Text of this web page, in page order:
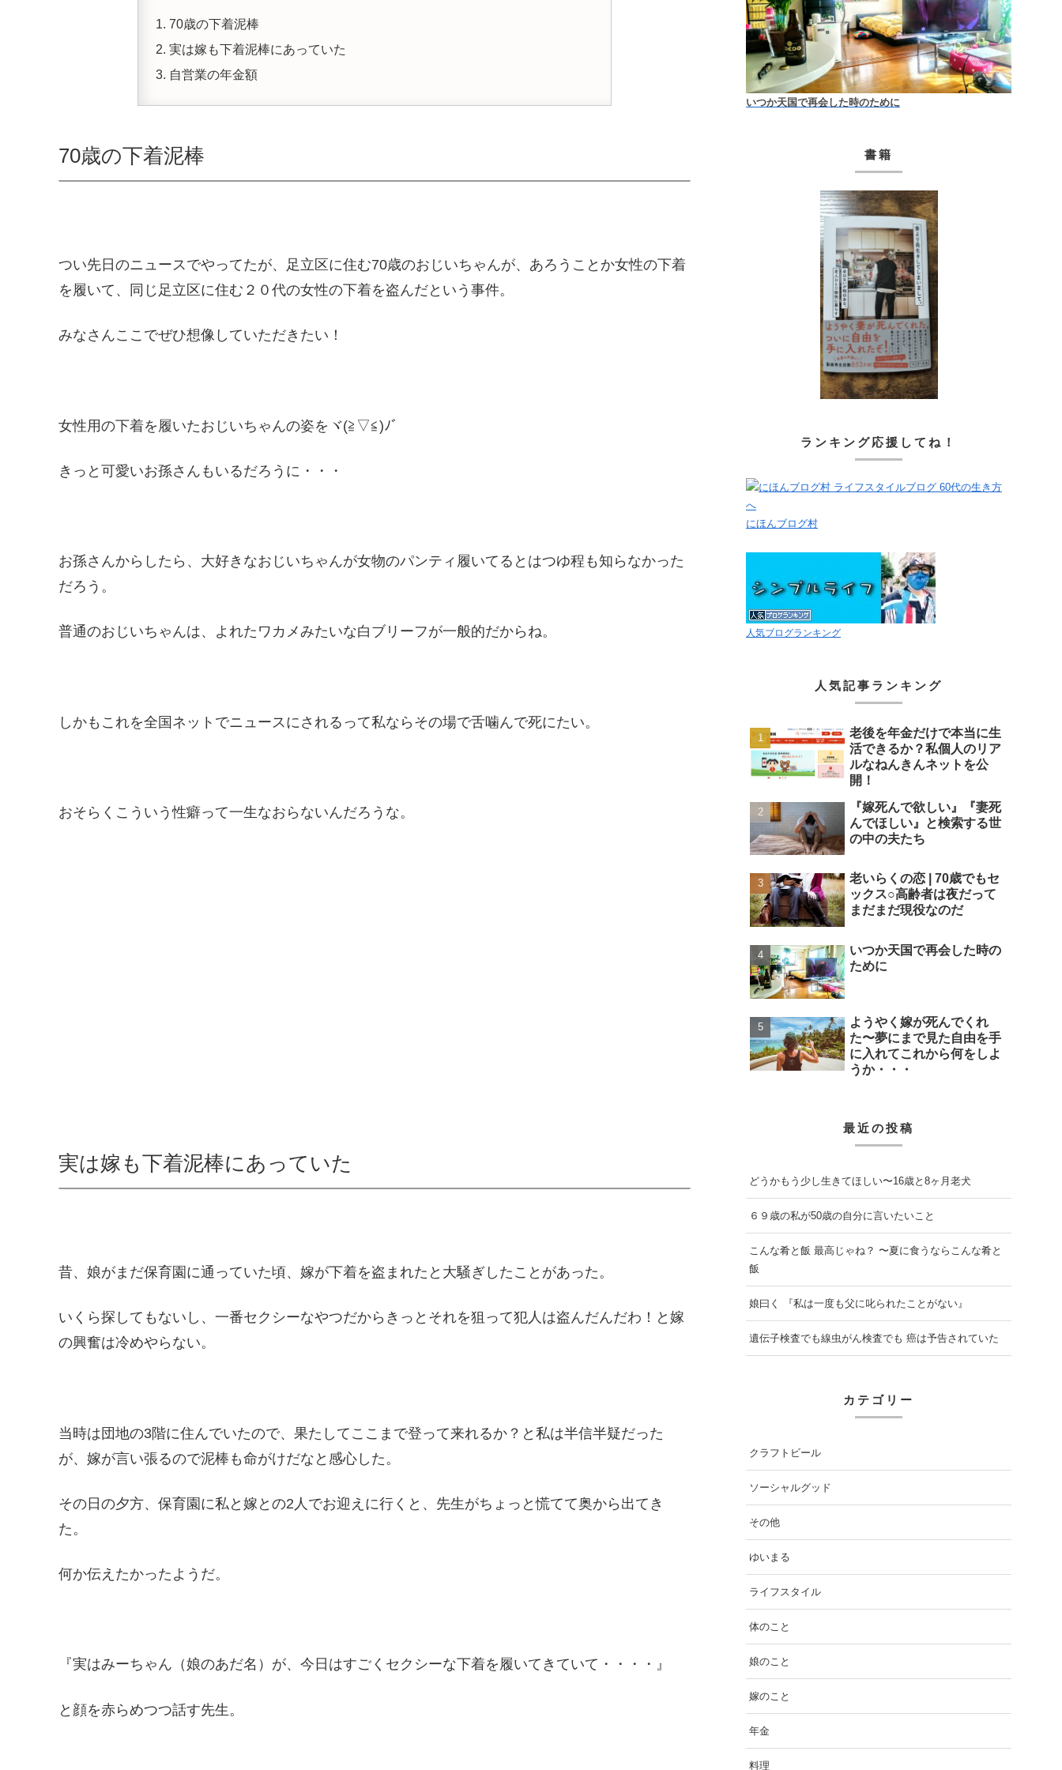
70歳の下着泥棒
実は嫁も下着泥棒にあっていた
自営業の年金額
70歳の下着泥棒
つい先日のニュースでやってたが、足立区に住む70歳のおじいちゃんが、あろうことか女性の下着
を履いて、同じ足立区に住む２０代の女性の下着を盗んだという事件。
みなさんここでぜひ想像していただきたい！
女性用の下着を履いたおじいちゃんの姿をヾ(≧▽≦)ﾉﾞ
きっと可愛いお孫さんもいるだろうに・・・
お孫さんからしたら、大好きなおじいちゃんが女物のパンティ履いてるとはつゆ程も知らなかった
だろう。
普通のおじいちゃんは、よれたワカメみたいな白ブリーフが一般的だからね。
しかもこれを全国ネットでニュースにされるって私ならその場で舌噛んで死にたい。
おそらくこういう性癖って一生なおらないんだろうな。
実は嫁も下着泥棒にあっていた
昔、娘がまだ保育園に通っていた頃、嫁が下着を盗まれたと大騒ぎしたことがあった。
いくら探してもないし、一番セクシーなやつだからきっとそれを狙って犯人は盗んだんだわ！と嫁
の興奮は冷めやらない。
当時は団地の3階に住んでいたので、果たしてここまで登って来れるか？と私は半信半疑だった
が、嫁が言い張るので泥棒も命がけだなと感心した。
その日の夕方、保育園に私と嫁との2人でお迎えに行くと、先生がちょっと慌てて奥から出てき
た。
何か伝えたかったようだ。
『実はみーちゃん（娘のあだ名）が、今日はすごくセクシーな下着を履いてきていて・・・・』
と顔を赤らめつつ話す先生。
いつか天国で再会した時のために
書籍
ランキング応援してね！
にほんブログ村
人気ブログランキング
人気記事ランキング
老後を年金だけで本当に生
活できるか？私個人のリア
ルなねんきんネットを公
開！
『嫁死んで欲しい』『妻死
んでほしい』と検索する世
の中の夫たち
老いらくの恋 | 70歳でもセ
ックス○高齢者は夜だって
まだまだ現役なのだ
いつか天国で再会した時の
ために
ようやく嫁が死んでくれ
た〜夢にまで見た自由を手
に入れてこれから何をしよ
うか・・・
最近の投稿
どうかもう少し生きてほしい〜16歳と8ヶ月老犬
６９歳の私が50歳の自分に言いたいこと
こんな肴と飯 最高じゃね？ 〜夏に食うならこんな肴と
飯
娘曰く 『私は一度も父に叱られたことがない』
遺伝子検査でも線虫がん検査でも 癌は予告されていた
カテゴリー
クラフトビール
ソーシャルグッド
その他
ゆいまる
ライフスタイル
体のこと
娘のこと
嫁のこと
年金
料理